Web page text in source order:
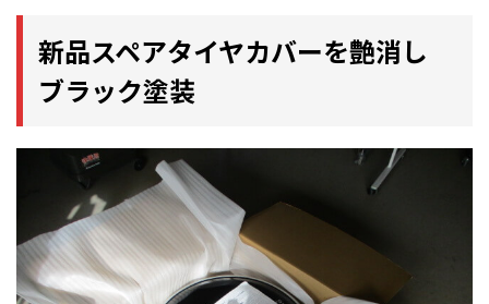
新品スペアタイヤカバーを艶消し
ブラック塗装